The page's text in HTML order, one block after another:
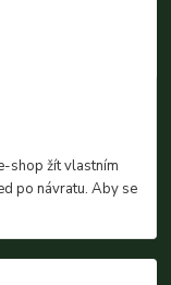
shop žít vlastním
po návratu. Aby se